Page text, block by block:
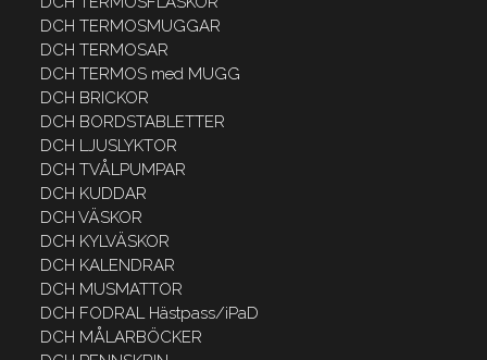
DCH TERMOSMUGGAR
DCH TERMOSAR
DCH TERMOS med MUGG
DCH BRICKOR
DCH BORDSTABLETTER
DCH LJUSLYKTOR
DCH TVÅLPUMPAR
DCH KUDDAR
DCH VÄSKOR
DCH KYLVÄSKOR
DCH KALENDRAR
DCH MUSMATTOR
DCH FODRAL Hästpass/iPaD
DCH MÅLARBÖCKER